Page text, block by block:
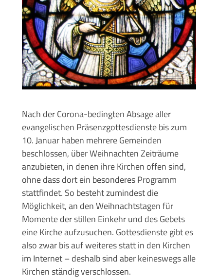
Nach der Corona-bedingten Absage aller
evangelischen Präsenzgottesdienste bis zum
10. Januar haben mehrere Gemeinden
beschlossen, über Weihnachten Zeiträume
anzubieten, in denen ihre Kirchen offen sind,
ohne dass dort ein besonderes Programm
stattfindet. So besteht zumindest die
Möglichkeit, an den Weihnachtstagen für
Momente der stillen Einkehr und des Gebets
eine Kirche aufzusuchen. Gottesdienste gibt es
also zwar bis auf weiteres statt in den Kirchen
im Internet – deshalb sind aber keineswegs alle
Kirchen ständig verschlossen.